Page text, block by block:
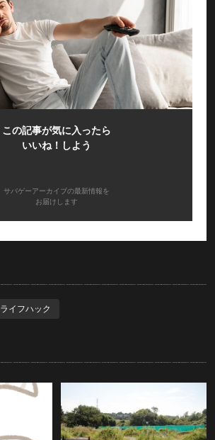
この記事が気に入ったら
いいね！しよう
サバゲーアーカイブの最新情報を
お届けします
ライフハック